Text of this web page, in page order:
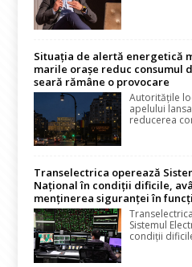
Situația de alertă energetică
marile orașe reduc consumul
seară rămâne o provocare
Autoritățile
apelului
reducerea
Transelectrica operează
Național în condiții dificile,
menținerea siguranței în
Sistemul
condiții